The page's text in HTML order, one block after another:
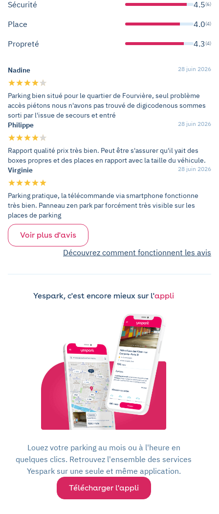
Sécurité 4.5(6)
Place 4.0(4)
Propreté 4.3(4)
Nadine 28 juin 2026
Parking bien situé pour le quartier de Fourvière, seul problème
accès piétons nous n'avons pas trouvé de digicodenous sommes
sorti par l'issue de secours et entré
Philippe
28 juin 2026
Rapport qualité prix très bien. Peut être s'assurer qu'il yait des
boxes propres et des places en rapport avec la taille du véhicule.
Virginie
28 juin 2026
Parking pratique, la télécommande via smartphone fonctionne
très bien. Panneau zen park par forcément très visible sur les
places de parking
Voir plus d'avis
Découvrez comment fonctionnent les avis
Yespark, c'est encore mieux sur l'appli
Louez votre parking au mois ou à l'heure en
quelques clics. Retrouvez l'ensemble des services
Yespark sur une seule et même application.
Télécharger l'appli